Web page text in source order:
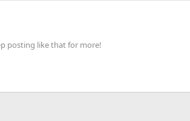
posting like that for more!